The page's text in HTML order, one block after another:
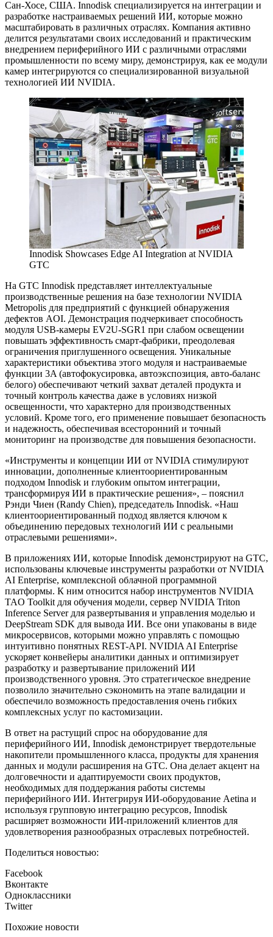
Сан-Хосе, США. Innodisk специализируется на интеграции и
разработке настраиваемых решений ИИ, которые можно
масштабировать в различных отраслях. Компания активно
делится результатами своих исследований и практическим
внедрением периферийного ИИ с различными отраслями
промышленности по всему миру, демонстрируя, как ее модули
камер интегрируются со специализированной визуальной
технологией ИИ NVIDIA.
Innodisk Showcases Edge AI Integration at NVIDIA
GTC
На GTC Innodisk представляет интеллектуальные
производственные решения на базе технологии NVIDIA
Metropolis для предприятий с функцией обнаружения
дефектов AOI. Демонстрация подчеркивает способность
модуля USB-камеры EV2U-SGR1 при слабом освещении
повышать эффективность смарт-фабрики, преодолевая
ограничения приглушенного освещения. Уникальные
характеристики объектива этого модуля и настраиваемые
функции 3A (автофокусировка, автоэкспозиция, авто-баланс
белого) обеспечивают четкий захват деталей продукта и
точный контроль качества даже в условиях низкой
освещенности, что характерно для производственных
условий. Кроме того, его применение повышает безопасность
и надежность, обеспечивая всесторонний и точный
мониторинг на производстве для повышения безопасности.
«Инструменты и концепции ИИ от NVIDIA стимулируют
инновации, дополненные клиентоориентированным
подходом Innodisk и глубоким опытом интеграции,
трансформируя ИИ в практические решения», – пояснил
Рэнди Чиен (Randy Chien), председатель Innodisk. «Наш
клиентоориентированный подход является ключом к
объединению передовых технологий ИИ с реальными
отраслевыми решениями».
В приложениях ИИ, которые Innodisk демонстрируют на GTC,
использованы ключевые инструменты разработки от NVIDIA
AI Enterprise, комплексной облачной программной
платформы. К ним относится набор инструментов NVIDIA
TAO Toolkit для обучения модели, сервер NVIDIA Triton
Inference Server для развертывания и управления моделью и
DeepStream SDK для вывода ИИ. Все они упакованы в виде
микросервисов, которыми можно управлять с помощью
интуитивно понятных REST-API. NVIDIA AI Enterprise
ускоряет конвейеры аналитики данных и оптимизирует
разработку и развертывание приложений ИИ
производственного уровня. Это стратегическое внедрение
позволило значительно сэкономить на этапе валидации и
обеспечило возможность предоставления очень гибких
комплексных услуг по кастомизации.
В ответ на растущий спрос на оборудование для
периферийного ИИ, Innodisk демонстрирует твердотельные
накопители промышленного класса, продукты для хранения
данных и модули расширения на GTC. Она делает акцент на
долговечности и адаптируемости своих продуктов,
необходимых для поддержания работы системы
периферийного ИИ. Интегрируя ИИ-оборудование Aetina и
используя групповую интеграцию ресурсов, Innodisk
расширяет возможности ИИ-приложений клиентов для
удовлетворения разнообразных отраслевых потребностей.
Поделиться новостью:
Facebook
Вконтакте
Одноклассники
Twitter
Похожие новости